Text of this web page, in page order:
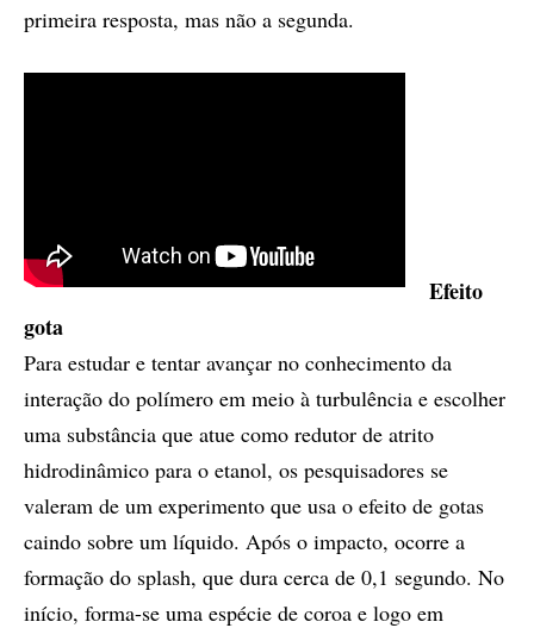
primeira resposta, mas não a segunda.
Efeito
gota
Para estudar e tentar avançar no conhecimento da
interação do polímero em meio à turbulência e escolher
uma substância que atue como redutor de atrito
hidrodinâmico para o etanol, os pesquisadores se
valeram de um experimento que usa o efeito de gotas
caindo sobre um líquido. Após o impacto, ocorre a
formação do splash, que dura cerca de 0,1 segundo. No
início, forma-se uma espécie de coroa e logo em